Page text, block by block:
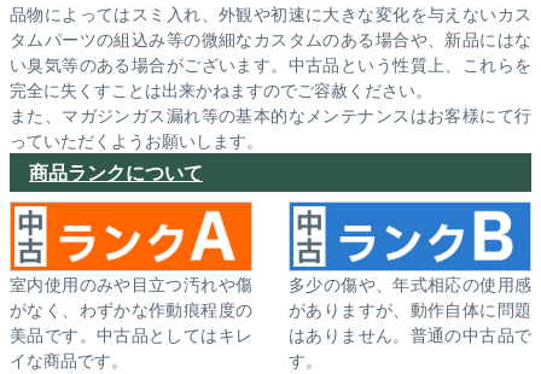
品物によってはスミ入れ、外観や初速に大きな変化を与えないカス
タムパーツの組込み等の微細なカスタムのある場合や、新品にはな
い臭気等のある場合がございます。中古品という性質上、これらを
完全に失くすことは出来かねますのでご容赦ください。
また、マガジンガス漏れ等の基本的なメンテナンスはお客様にて行
っていただくようお願いします。
商品ランクについて
室内使用のみや目立つ汚れや傷
がなく、わずかな作動痕程度の
美品です。中古品としてはキレ
イな商品です。
多少の傷や、年式相応の使用感
がありますが、動作自体に問題
はありません。普通の中古品で
す。